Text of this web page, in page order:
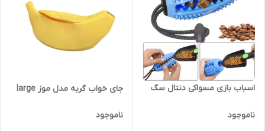
اسباب بازی مسواکی دنتال سگ
ناموجود
جای خواب گربه مدل موز large
ناموجود